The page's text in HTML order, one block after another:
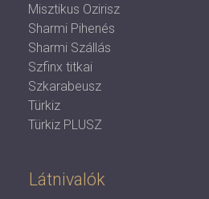
Misztikus Ozirisz
Sharmi Pihenés
Sharmi Szállás
Szfinx titkai
Szkarabeusz
Türkiz
Türkiz PLUSZ
Látnivalók